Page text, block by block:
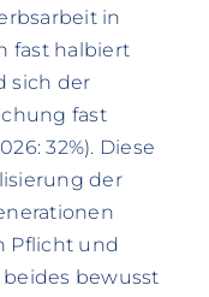
in
fast halbiert
sich der
fast
32%). Diese
der
Pflicht und
bewusst